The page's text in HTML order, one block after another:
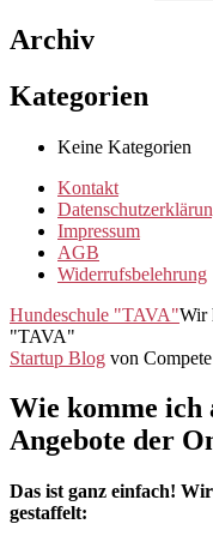
Clubmitglied
Archiv
Kategorien
Keine Kategorien
Kontakt
Impressum
AGB
Widerrufsbelehrung
Hundeschule "TAVA"Wir
"TAVA"
Startup Blog von
Wie komme ich
Angebote der
Das ist ganz einfach!
gestaffelt: